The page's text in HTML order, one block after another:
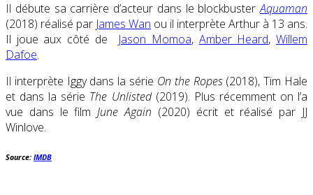
Il débute sa carrière d’acteur dans le blockbusterAquaman
(2018) réalisé par James Wan ou il interprète Arthur à 13 ans.
Il joue aux côté de Jason Momoa, Amber Heard,Willem
Dafoe.
Il interprète Iggy dans la série On the Ropes(2018), Tim Hale
et dans la série The Unlisted(2019). Plus récemment on l’a
vue dans le filmJune Again (2020) écrit et réalisé par JJ
Winlove.
Source: IMDB